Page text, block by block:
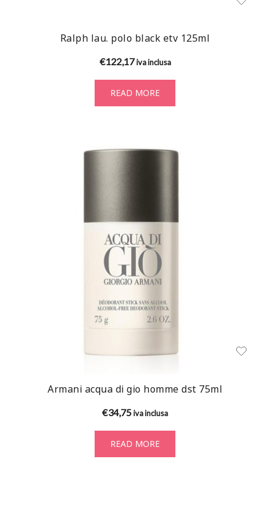
Ralph lau. polo black etv 125ml
€122,17 iva inclusa
READ MORE
Armani acqua di gio homme dst 75ml
€34,75iva inclusa
READ MORE